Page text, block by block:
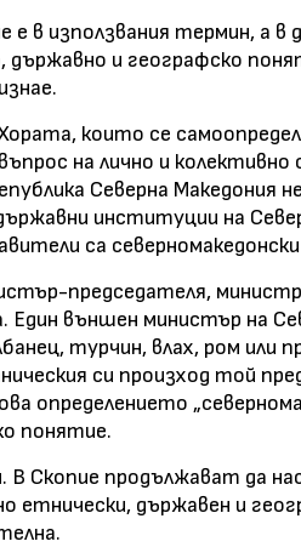
е в използвания термин, а в
и географско
които се
на лично и
Северна Македония
институции на
са
председателя,
Един външен министър на
турчин, влах, ром или
си произход той
определението
понятие.
В Скопие продължават да
етнически, държавен и